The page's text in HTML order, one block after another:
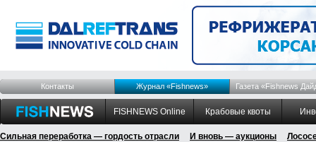
Контакты Журнал «Fishnews» Газета «Fishnews
FISHNEWS Online Крабовые квоты
Сильная переработка — гордость отрасли И вновь — аукционы